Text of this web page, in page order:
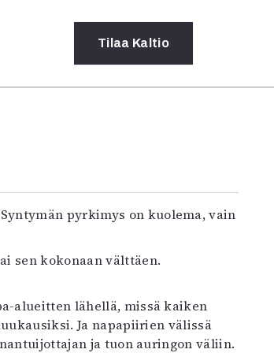
Tilaa Kaltio
sen kokonaan välttäen.
alueitten lähellä, missä kaiken
Ja napapiirien välissä
ja tuon auringon väliin.